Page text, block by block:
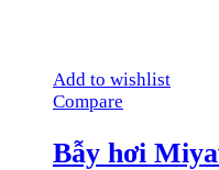
Add to wishlist
Compare
Bẫy hơi